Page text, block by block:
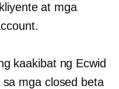
at mga
kaakibat ng Ecwid
mga closed beta